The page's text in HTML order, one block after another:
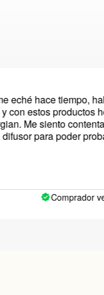
hace tiempo, había
productos he
siento contenta,
para poder probarlo.
Comprador verificado